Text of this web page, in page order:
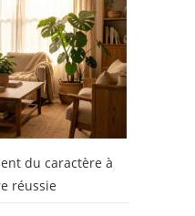
du caractère à
réussie